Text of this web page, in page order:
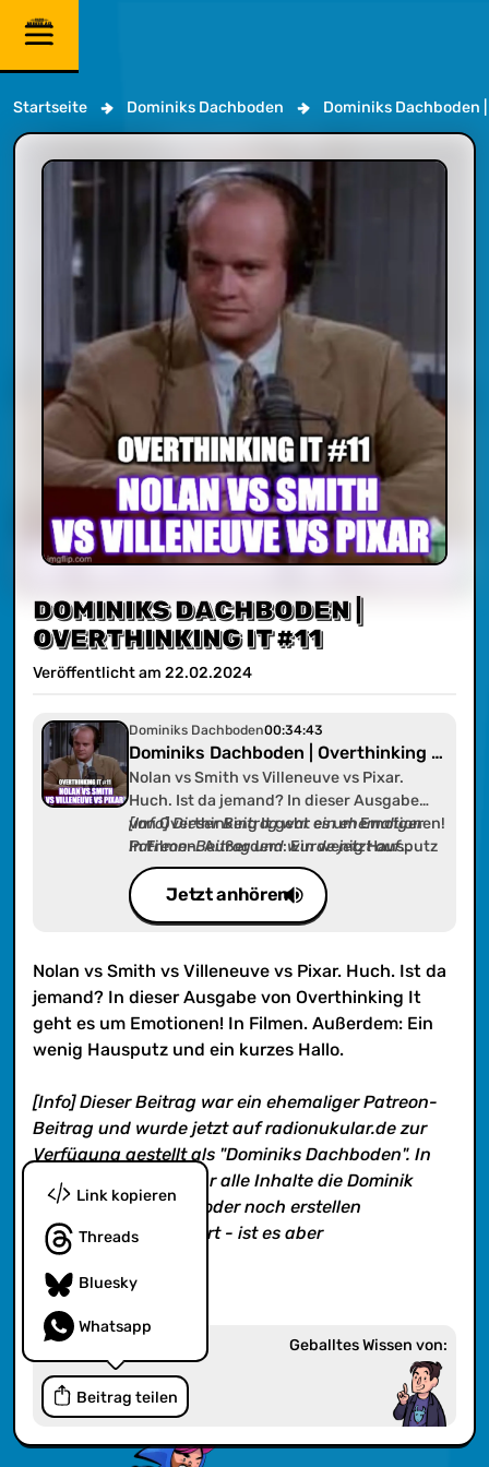
Startseite Dominiks Dachboden Dominiks Dachboden
DOMINIKS DACHBODEN |
OVERTHINKING IT #11
Veröffentlicht am 22.02.2024
Dominiks Dachboden00:34:43
Dominiks Dachboden | Overthinking It
#11
Nolan vs Smith vs Villeneuve vs Pixar.
Huch. Ist da jemand? In dieser Ausgabe
von Overthinking It geht es um Emotionen!
In Filmen. Außerdem: Ein wenig Hausputz
und ein kurzes Hallo.
[Info] Dieser Beitrag war ein ehemaliger
Patreon-Beitrag und wurde jetzt auf
radionukular.de zur Verfügung gestellt als
"Dominiks Dachboden". In diesem Feed
findet ihr alle Inhalte die Dominik alleine
wird. Klingt kompliziert - ist es aber
Jetzt anhören
Nolan vs Smith vs Villeneuve vs Pixar. Huch. Ist da
jemand? In dieser Ausgabe von Overthinking It
geht es um Emotionen! In Filmen. Außerdem: Ein
wenig Hausputz und ein kurzes Hallo.
[Info] Dieser Beitrag war ein ehemaliger Patreon-
Beitrag und wurde jetzt auf radionukular.de zur
Verfügung gestellt als "Dominiks Dachboden". In
diesem Feed findet ihr alle Inhalte die Dominik
alleine erstellte und/oder noch erstellen
wird. Klingt kompliziert - ist es aber
nicht. Viel Spaß!
Link kopieren
Threads
Bluesky
Whatsapp
Beitrag teilen
Geballtes Wissen von: